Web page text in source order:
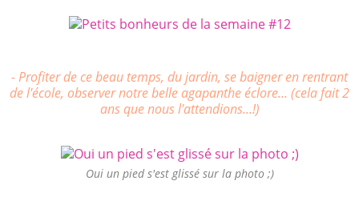
- Profiter de ce beau temps, du jardin, se baigner en rentrant
de l'école, observer notre belle agapanthe éclore... (cela fait 2
ans que nous l'attendions...!)
Oui un pied s'est glissé sur la photo ;)